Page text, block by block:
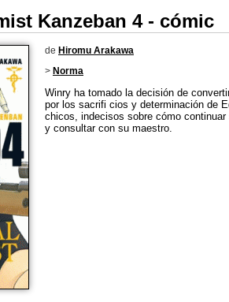
Kanzeban 4 - cómic
de Hiromu Arakawa
> Norma
Winry ha tomado la decisión de
por los sacrifi cios y determinación de
chicos, indecisos sobre cómo
y consultar con su maestro.